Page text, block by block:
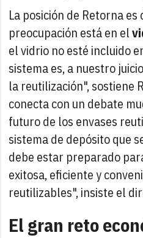
La posición de Retorna
preocupación está en el
el vidrio no esté incluido
sistema es, a nuestro
la reutilización", sostiene
conecta con un debate
futuro de los envases
sistema de depósito que
debe estar preparado
exitosa, eficiente y
reutilizables", insiste el
El gran reto